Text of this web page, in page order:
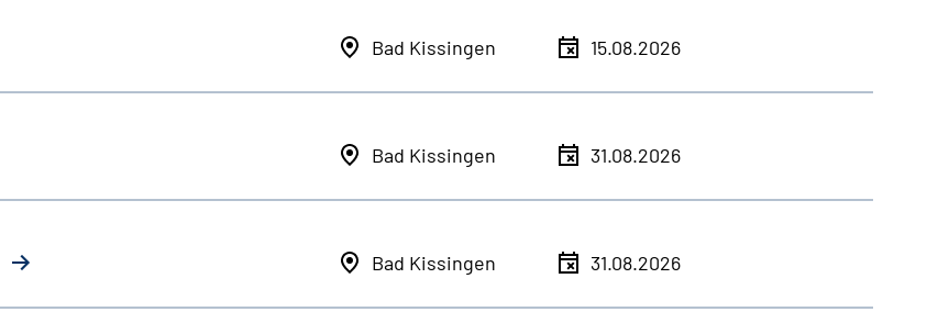
Bad Kissingen 15.08.2026
Bad Kissingen 31.08.2026
Bad Kissingen 31.08.2026